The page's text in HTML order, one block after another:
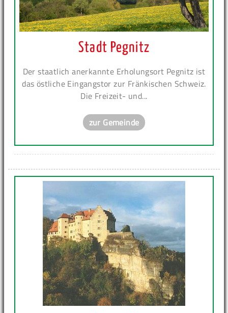
Stadt Pegnitz
Der staatlich anerkannte Erholungsort Pegnitz ist
das östliche Eingangstor zur Fränkischen Schweiz.
Die Freizeit- und...
zur Gemeinde